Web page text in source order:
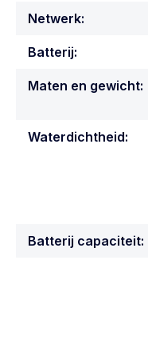
Netwerk:
Batterij:
Maten en gewicht:
Waterdichtheid:
Batterij capaciteit: